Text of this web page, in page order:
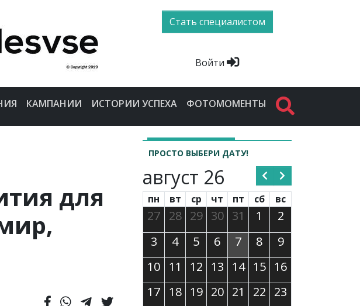
Стать специалистом
Войти
КАМПАНИИ ИСТОРИИ УСПЕХА ФОТОМОМЕНТЫ
для
ПРОСТО ВЫБЕРИ ДАТУ!
август 26
пн вт ср чт пт сб вс
27 28 29 30 31 1
2
3
4 5 6 7 8
9
10 11 12 13 14 15 16
17 18 19 20 21 22 23